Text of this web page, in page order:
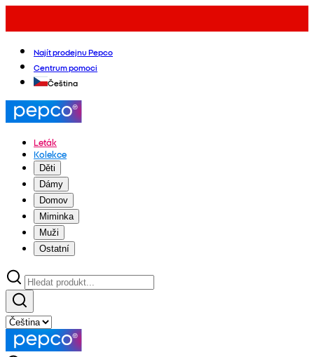
Najít prodejnu Pepco
Centrum pomoci
Čeština
Leták
Kolekce
Děti
Dámy
Domov
Miminka
Muži
Ostatní